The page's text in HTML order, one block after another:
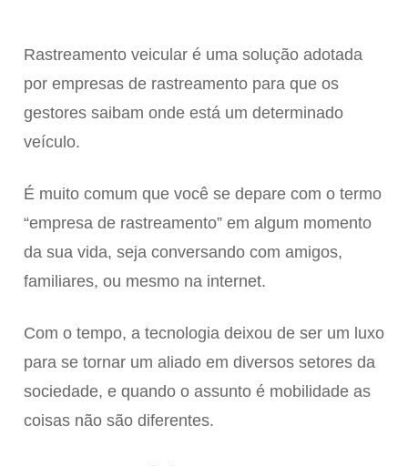
Rastreamento veicular é uma solução adotada
por empresas de rastreamento para que os
gestores saibam onde está um determinado
veículo.
É muito comum que você se depare com o termo
“empresa de rastreamento” em algum momento
da sua vida, seja conversando com amigos,
familiares, ou mesmo na internet.
Com o tempo, a tecnologia deixou de ser um luxo
para se tornar um aliado em diversos setores da
sociedade, e quando o assunto é mobilidade as
coisas não são diferentes.